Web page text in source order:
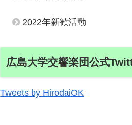
2022年新歓活動
広島大学交響楽団公式
Tweets by HirodaiOK